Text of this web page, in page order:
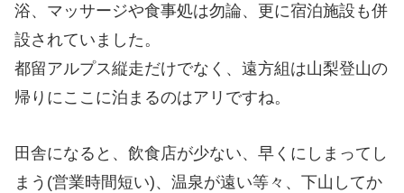
浴、マッサージや食事処は勿論、更に宿泊施設も併
設されていました。
都留アルプス縦走だけでなく、遠方組は山梨登山の
帰りにここに泊まるのはアリですね。
田舎になると、飲食店が少ない、早くにしまってし
まう(営業時間短い)、温泉が遠い等々、下山してか